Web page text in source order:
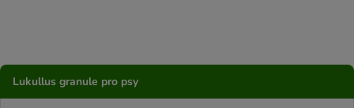
Lukullus granule pro psy